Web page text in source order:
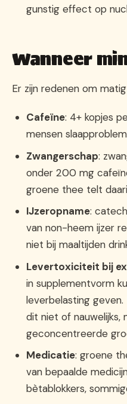
gunstig effect op
Wanneer
Er zijn redenen om
Cafeïne: 4+ kopjes
mensen
Zwangerschap:
onder 200 mg
groene thee telt
IJzeropname:
van non-heem ijzer
niet bij maaltijden
Levertoxiciteit bij
in supplementvorm
leverbelasting
dit niet of nauwelijks,
geconcentreerde
Medicatie: groene
van bepaalde
bètablokkers,